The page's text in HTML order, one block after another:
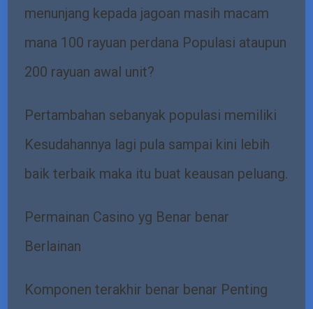
menunjang kepada jagoan masih macam
mana 100 rayuan perdana Populasi ataupun
200 rayuan awal unit?
Pertambahan sebanyak populasi memiliki
Kesudahannya lagi pula sampai kini lebih
baik terbaik maka itu buat keausan peluang.
Permainan Casino yg Benar benar
Berlainan
Komponen terakhir benar benar Penting